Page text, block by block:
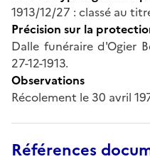
1913/12/27 : classé au
Précision sur la
Dalle funéraire d'Ogier
27-12-1913.
Observations
Récolement le 30 avril
Références